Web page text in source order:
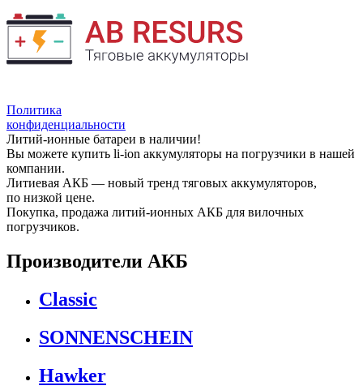
Политика
конфиденциальности
Литий-ионные батареи в наличии!
Вы можете купить li-ion аккумуляторы на погрузчики в нашей
компании.
Литиевая АКБ — новый тренд тяговых аккумуляторов,
по низкой цене.
Покупка, продажа литий-ионных АКБ для вилочных
погрузчиков.
Производители АКБ
Classic
SONNENSCHEIN
Hawker